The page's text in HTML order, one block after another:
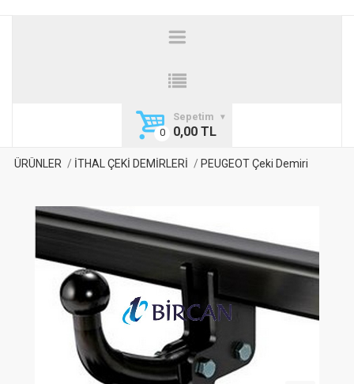
Sepetim
0,00 TL
ÜRÜNLER İTHAL ÇEKİ DEMİRLERİ PEUGEOT Çeki Demiri